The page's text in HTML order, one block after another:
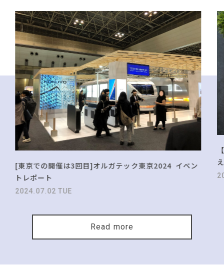
[東京での開催は3回目]オルガテック東京2024 イベン
トレポート
2024.07.02 TUE
Read more